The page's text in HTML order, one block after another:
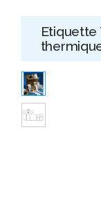
Etiquette